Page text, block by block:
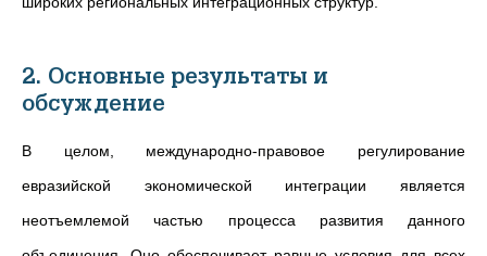
2. Основные результаты и
обсуждение
В целом, международно-правовое регулирование
евразийской экономической интеграции является
неотъемлемой частью процесса развития данного